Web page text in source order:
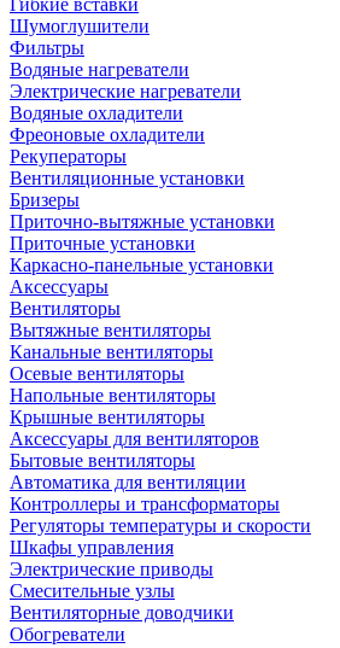
Гибкие вставки
Шумоглушители
Фильтры
Водяные нагреватели
Электрические нагреватели
Водяные охладители
Фреоновые охладители
Рекуператоры
Вентиляционные установки
Бризеры
Приточно-вытяжные установки
Приточные установки
Каркасно-панельные установки
Аксессуары
Вентиляторы
Вытяжные вентиляторы
Канальные вентиляторы
Осевые вентиляторы
Напольные вентиляторы
Крышные вентиляторы
Аксессуары для вентиляторов
Бытовые вентиляторы
Автоматика для вентиляции
Контроллеры и трансформаторы
Регуляторы температуры и скорости
Шкафы управления
Электрические приводы
Смесительные узлы
Вентиляторные доводчики
Обогреватели